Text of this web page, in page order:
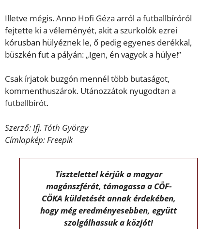
Illetve mégis. Anno Hofi Géza arról a futballbíróról
fejtette ki a véleményét, akit a szurkolók ezrei
kórusban hülyéznek le, ő pedig egyenes derékkal,
büszkén fut a pályán: „Igen, én vagyok a hülye!”
Csak írjatok buzgón mennél több butaságot,
kommenthuszárok. Utánozzátok nyugodtan a
futballbírót.
Szerző: Ifj. Tóth György
Címlapkép: Freepik
Tisztelettel kérjük a magyar
magánszférát, támogassa a CÖF-
CÖKA küldetését annak érdekében,
hogy még eredményesebben, együtt
szolgálhassuk a közjót!